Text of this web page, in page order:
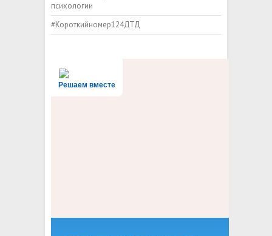
психологии
#Короткийномер124ДТД
Решаем вместе